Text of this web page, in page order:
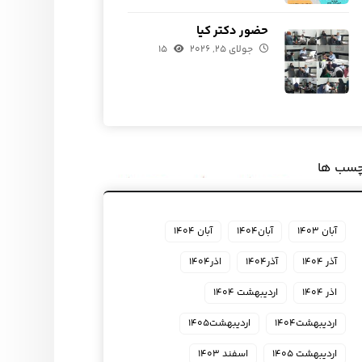
حضور دکتر کیا
جولای ۲۵, ۲۰۲۶ ۱۵
ها
آبان ۱۴۰۳ آبان۱۴۰۴
آبان ۱۴۰۴
آذر ۱۴۰۴
آذر۱۴۰۴
اذر۱۴۰۴
اذر ۱۴۰۴
اردیبهشت ۱۴۰۴
اردیبهشت۱۴۰۴
اردیبهشت۱۴۰۵
اردیبهشت ۱۴۰۵
اسفند ۱۴۰۳